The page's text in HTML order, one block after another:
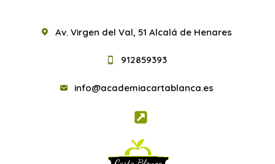
Av. Virgen del Val, 51 Alcalá de Henares
912859393
info@academiacartablanca.es